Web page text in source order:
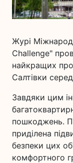
Журі
Challenge"
найкращих
Салтівки
Завдяки цим
пошкоджень.
приділена
безпеки цих
комфортного